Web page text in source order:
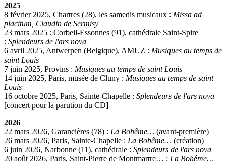
2025
8 février 2025, Chartres (28), les samedis musicaux : Missa ad
placitum, Claudin de Sermisy
23 mars 2025 : Corbeil-Essonnes (91), cathédrale Saint-Spire
: Splendeurs de l'ars nova
6 avril 2025, Antwerpen (Belgique), AMUZ : Musiques au temps de
saint Louis
7 juin 2025, Provins : Musiques au temps de saint Louis
14 juin 2025, Paris, musée de Cluny : Musiques au temps de saint
Louis
16 octobre 2025, Paris, Sainte-Chapelle : Splendeurs de l'ars nova
[concert pour la parution du CD]
2026
22 mars 2026, Garancières (78) : La Bohême… (avant-première)
26 mars 2026, Paris, Sainte-Chapelle : La Bohême… (création)
6 juin 2026, Narbonne (11), cathédrale : Splendeurs de l'ars nova
20 août 2026, Paris, Saint-Pierre de Montmartre… : La Bohême…